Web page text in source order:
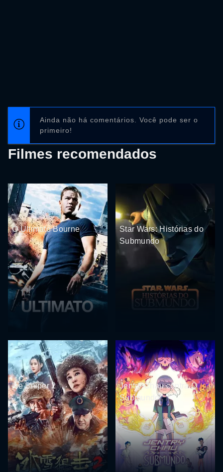
Ainda não há comentários. Você pode ser o
primeiro!
Filmes recomendados
O Ultimato Bourne
Star Wars: Histórias do
Submundo
Ice Sniper 2
Jentry Chau contra O
Submundo